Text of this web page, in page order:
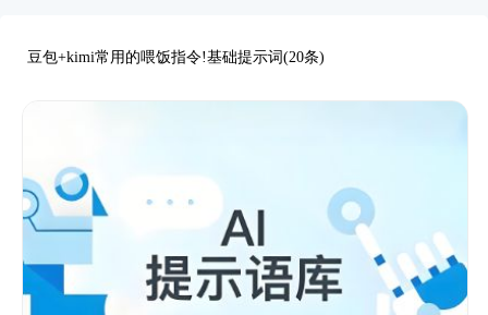
豆包+kimi常用的喂饭指令!基础提示词(20条)